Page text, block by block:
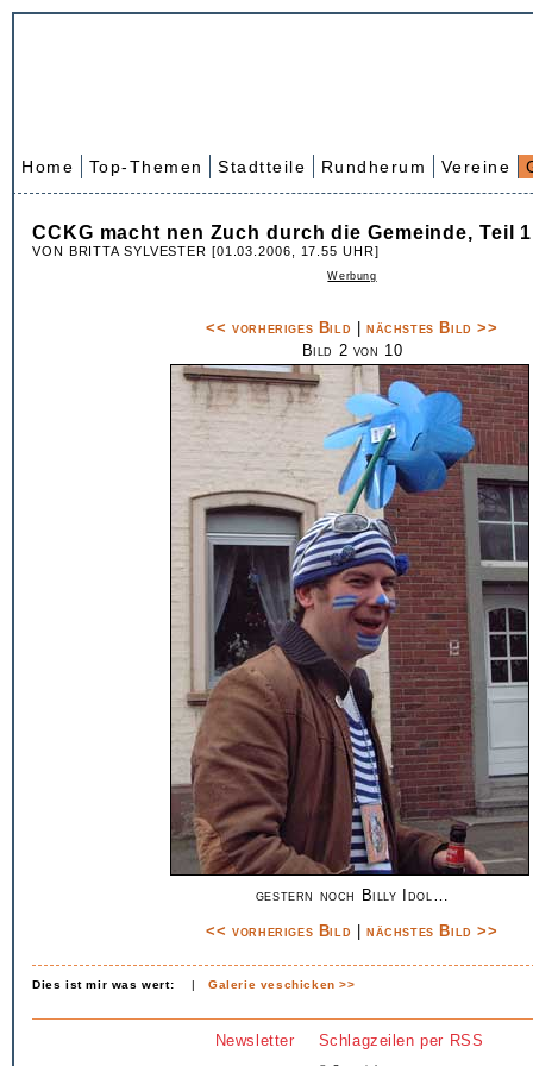
Home Top-Themen Stadtteile Rundherum Vereine
CCKG macht nen Zuch durch die Gemeinde, Teil 1
VON BRITTA SYLVESTER [01.03.2006, 17.55 UHR]
Werbung
<< vorheriges Bild
nächstes Bild >>
Bild 2 von 10
gestern noch Billy Idol…
<< vorheriges Bild
nächstes Bild >>
Dies ist mir was wert: |Galerie veschicken >>
Newsletter Schlagzeilen per RSS